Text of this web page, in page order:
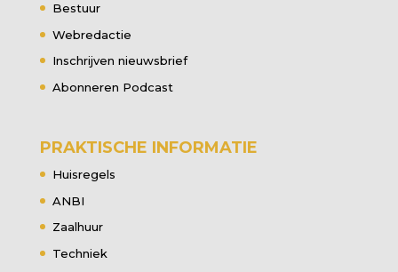
Bestuur
Webredactie
Inschrijven nieuwsbrief
Abonneren Podcast
PRAKTISCHE INFORMATIE
Huisregels
ANBI
Zaalhuur
Techniek